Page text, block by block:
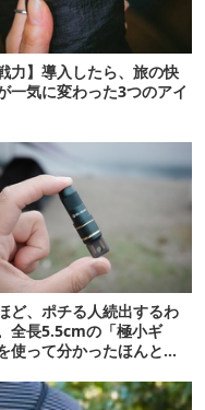
戦力】導入したら、旅の快
一気に変わった3つのアイ
ど、ポチる人続出するわ
全長5.5cmの「極小ギ
使って分かったほんとの